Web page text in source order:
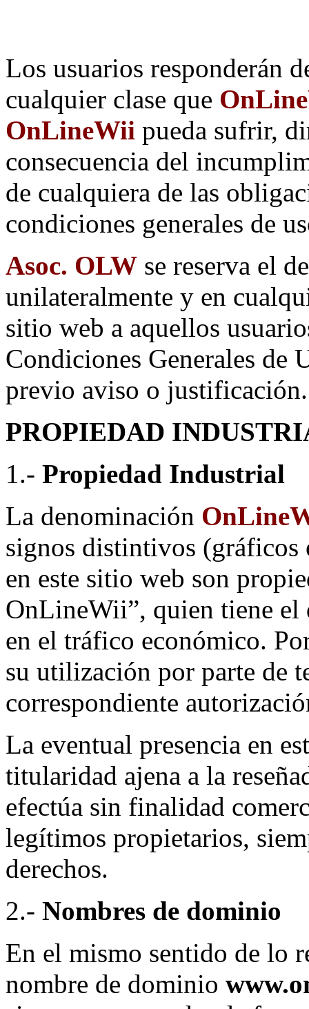
Los usuarios responderán
cualquier clase que
OnLineWii pueda sufrir,
consecuencia del
de cualquiera de las
condiciones generales de
Asoc. OLW se reserva el
unilateralmente y en
sitio web a aquellos
Condiciones Generales de
previo aviso o justificación.
PROPIEDAD
1.- Propiedad Industrial
La denominación
signos distintivos (gráficos
en este sitio web son
OnLineWii”, quien tiene
en el tráfico económico.
su utilización por parte de
correspondiente
La eventual presencia en
titularidad ajena a la
efectúa sin finalidad
legítimos propietarios,
derechos.
2.- Nombres de dominio
En el mismo sentido de lo
nombre de dominio